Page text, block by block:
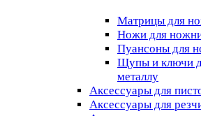
Матрицы для
Ножи для
Пуансоны для
Щупы и ключи
металлу
Аксессуары для
Аксессуары для